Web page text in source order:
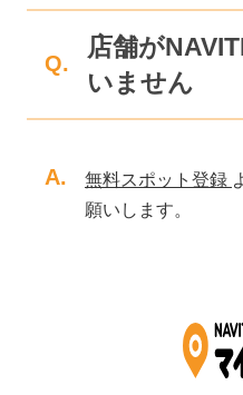
Q.
店舗が
いません
A. 無料スポット登録
願いします。